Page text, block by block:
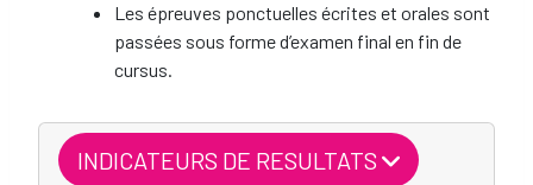
Les épreuves ponctuelles écrites et orales sont
passées sous forme d’examen final en fin de
cursus.
INDICATEURS DE RESULTATS